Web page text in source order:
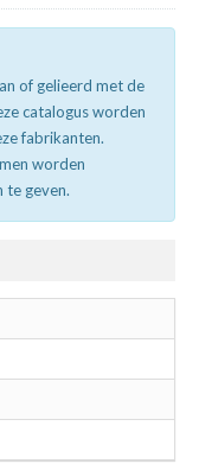
of gelieerd met de
catalogus worden
fabrikanten.
worden
geven.